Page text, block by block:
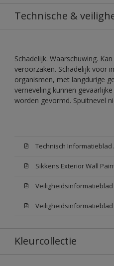
Technische &
Schadelijk. Waarschuwing.
veroorzaken. Schadelijk voor
organismen, met langdurige
verneveling kunnen
worden gevormd. Spuitnevel
Technisch Informatieblad
Kleurcollectie